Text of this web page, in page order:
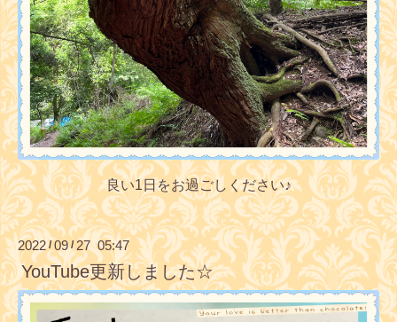
良い1日をお過ごしください♪
2022/ 09/ 27 05:47
YouTube更新しました☆